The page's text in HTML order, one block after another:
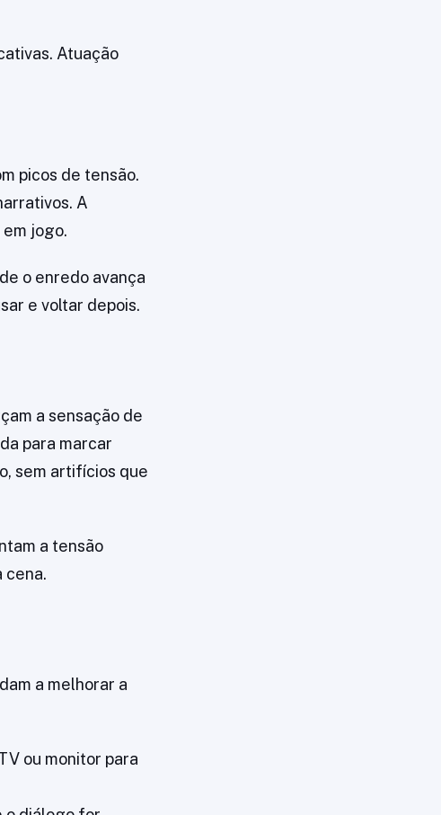
Atuação
picos de tensão.
A
jogo.
o enredo avança
e voltar depois.
a sensação de
para marcar
sem artifícios que
a tensão
cena.
a melhorar a
ou monitor para